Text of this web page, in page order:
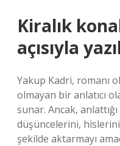
Kiralık
açısıyla
Yakup Kadri, romanı
olmayan bir anlatıcı
sunar. Ancak,
düşüncelerini, hislerini
şekilde aktarmayı